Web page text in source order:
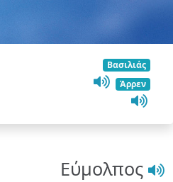
Βασιλιάς
Άρρεν
Εύμολπος